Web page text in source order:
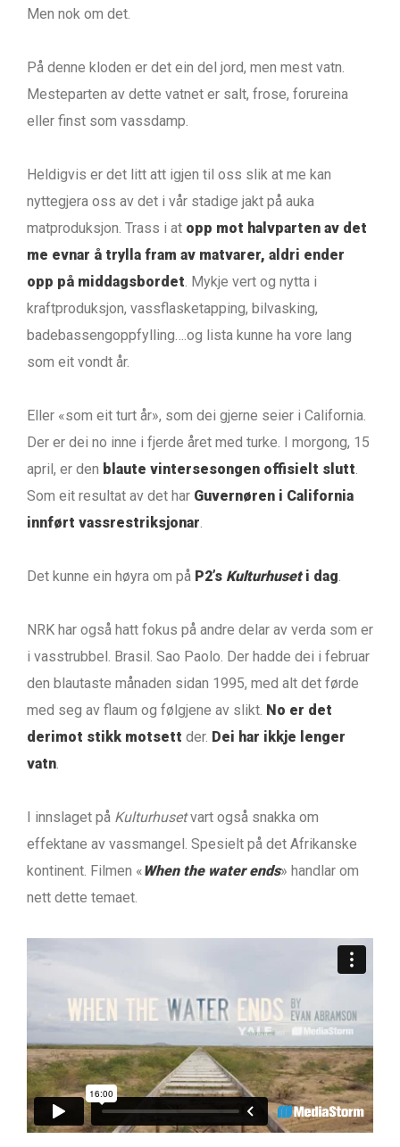
Men nok om det.
På denne kloden er det ein del jord, men mest vatn.
Mesteparten av dette vatnet er salt, frose, forureina
eller finst som vassdamp.
Heldigvis er det litt att igjen til oss slik at me kan
nyttegjera oss av det i vår stadige jakt på auka
matproduksjon. Trass i at opp mot halvparten av det
me evnar å trylla fram av matvarer, aldri ender
opp på middagsbordet. Mykje vert og nytta i
kraftproduksjon, vassflasketapping, bilvasking,
badebassengoppfylling….og lista kunne ha vore lang
som eit vondt år.
Eller «som eit turt år», som dei gjerne seier i California.
Der er dei no inne i fjerde året med turke. I morgong, 15
april, er den blaute vintersesongen offisielt slutt.
Som eit resultat av det har Guvernøren i California
innført vassrestriksjonar.
Det kunne ein høyra om på P2’s Kulturhuseti dag.
NRK har også hatt fokus på andre delar av verda som er
i vasstrubbel. Brasil. Sao Paolo. Der hadde dei i februar
den blautaste månaden sidan 1995, med alt det førde
med seg av flaum og følgjene av slikt. No er det
derimot stikk motsett der. Dei har ikkje lenger
vatn.
I innslaget på Kulturhusetvart også snakka om
effektane av vassmangel. Spesielt på det Afrikanske
kontinent. Filmen «When the water ends» handlar om
nett dette temaet.